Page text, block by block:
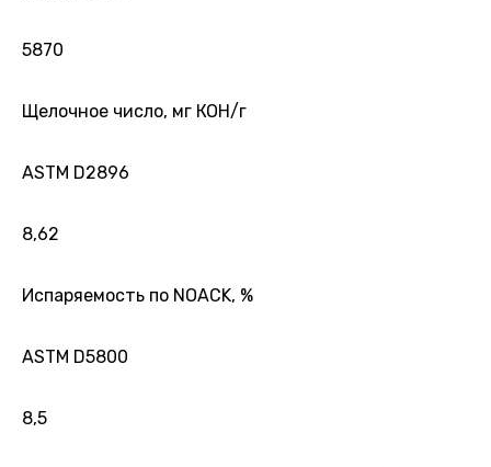
5870
Щелочное число, мг КОН/г
ASTM D2896
8,62
Испаряемость по NOACK, %
ASTM D5800
8,5